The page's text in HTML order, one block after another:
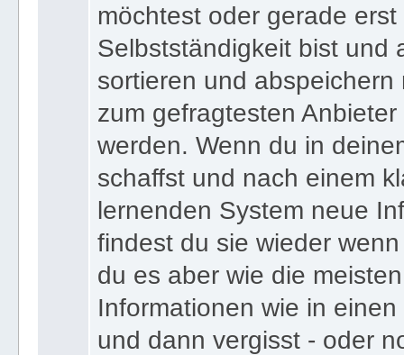
möchtest oder gerade
Selbstständigkeit bist und
sortieren und
zum gefragtesten
werden. Wenn du in
schaffst und nach einem
lernenden System neue
findest du sie wieder
du es aber wie die
Informationen wie in
und dann vergisst - oder